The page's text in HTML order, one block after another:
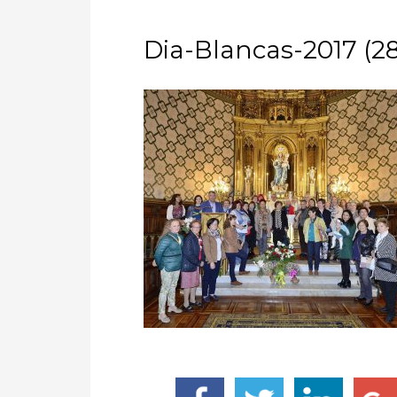
Dia-Blancas-2017